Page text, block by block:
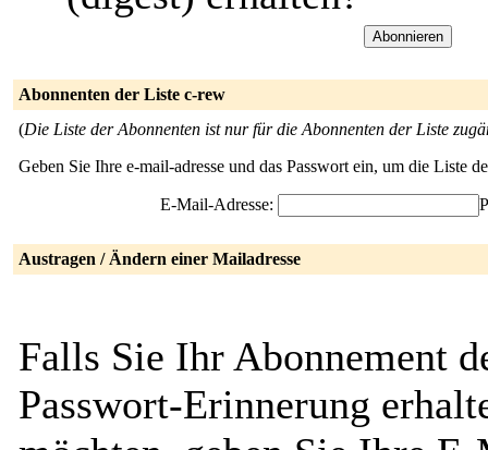
Abonnenten der Liste c-rew
(Die Liste der Abonnenten ist nur für die Abonnenten der Liste
Geben Sie Ihre e-mail-adresse und das Passwort ein, um die Liste
E-Mail-Adresse:
Austragen / Ändern einer Mailadresse
Falls Sie Ihr Abonnement
Passwort-Erinnerung